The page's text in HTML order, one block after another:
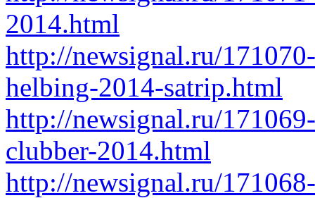
2014.html
http://newsignal.ru/
helbing-2014-satrip.html
http://newsignal.ru/
clubber-2014.html
http://newsignal.ru/